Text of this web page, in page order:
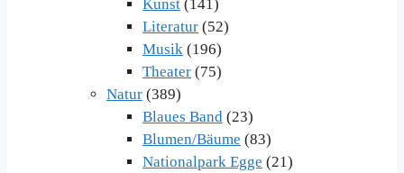
Kunst (141)
Literatur (52)
Musik (196)
Theater (75)
Natur (389)
Blaues Band (23)
Blumen/Bäume (83)
Nationalpark Egge (21)